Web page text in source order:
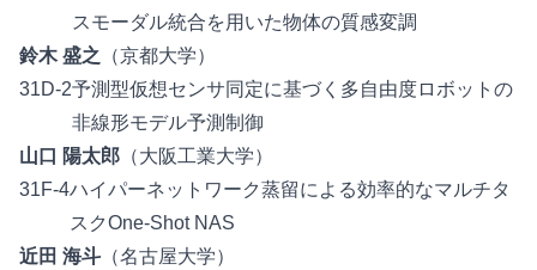
スモーダル統合を用いた物体の質感変調
鈴木 盛之 （京都大学）
31D-2予測型仮想センサ同定に基づく多自由度ロボットの
非線形モデル予測制御
山口 陽太郎 （大阪工業大学）
31F-4ハイパーネットワーク蒸留による効率的なマルチタ
スクOne-Shot NAS
近田 海斗 （名古屋大学）